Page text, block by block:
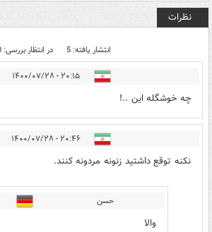
نظرات
انتشار یافته: 5 در انتظار بررسی: 0
۲۰:۱۵ - ۱۴۰۰/۰۷/۲۸
چه خوشگله این ..!
۲۰:۴۶ - ۱۴۰۰/۰۷/۲۸
نکنه توقع داشتید زنونه مردونه کنند.
حسن
والا